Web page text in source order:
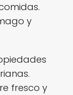
y
fresco y